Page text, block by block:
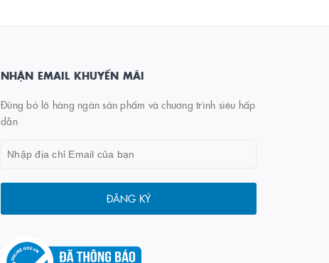
NHẬN EMAIL KHUYẾN MÃI
Đừng bỏ lỡ hàng ngàn sản phẩm và chương trình siêu hấp
dẫn
ĐĂNG KÝ